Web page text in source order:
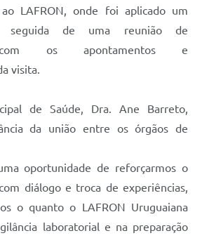
LAFRON, onde foi aplicado um
seguida de uma reunião de
com os apontamentos e
visita.
de Saúde, Dra. Ane Barreto,
da união entre os órgãos de
oportunidade de reforçarmos o
diálogo e troca de experiências,
o quanto o LAFRON Uruguaiana
laboratorial e na preparação